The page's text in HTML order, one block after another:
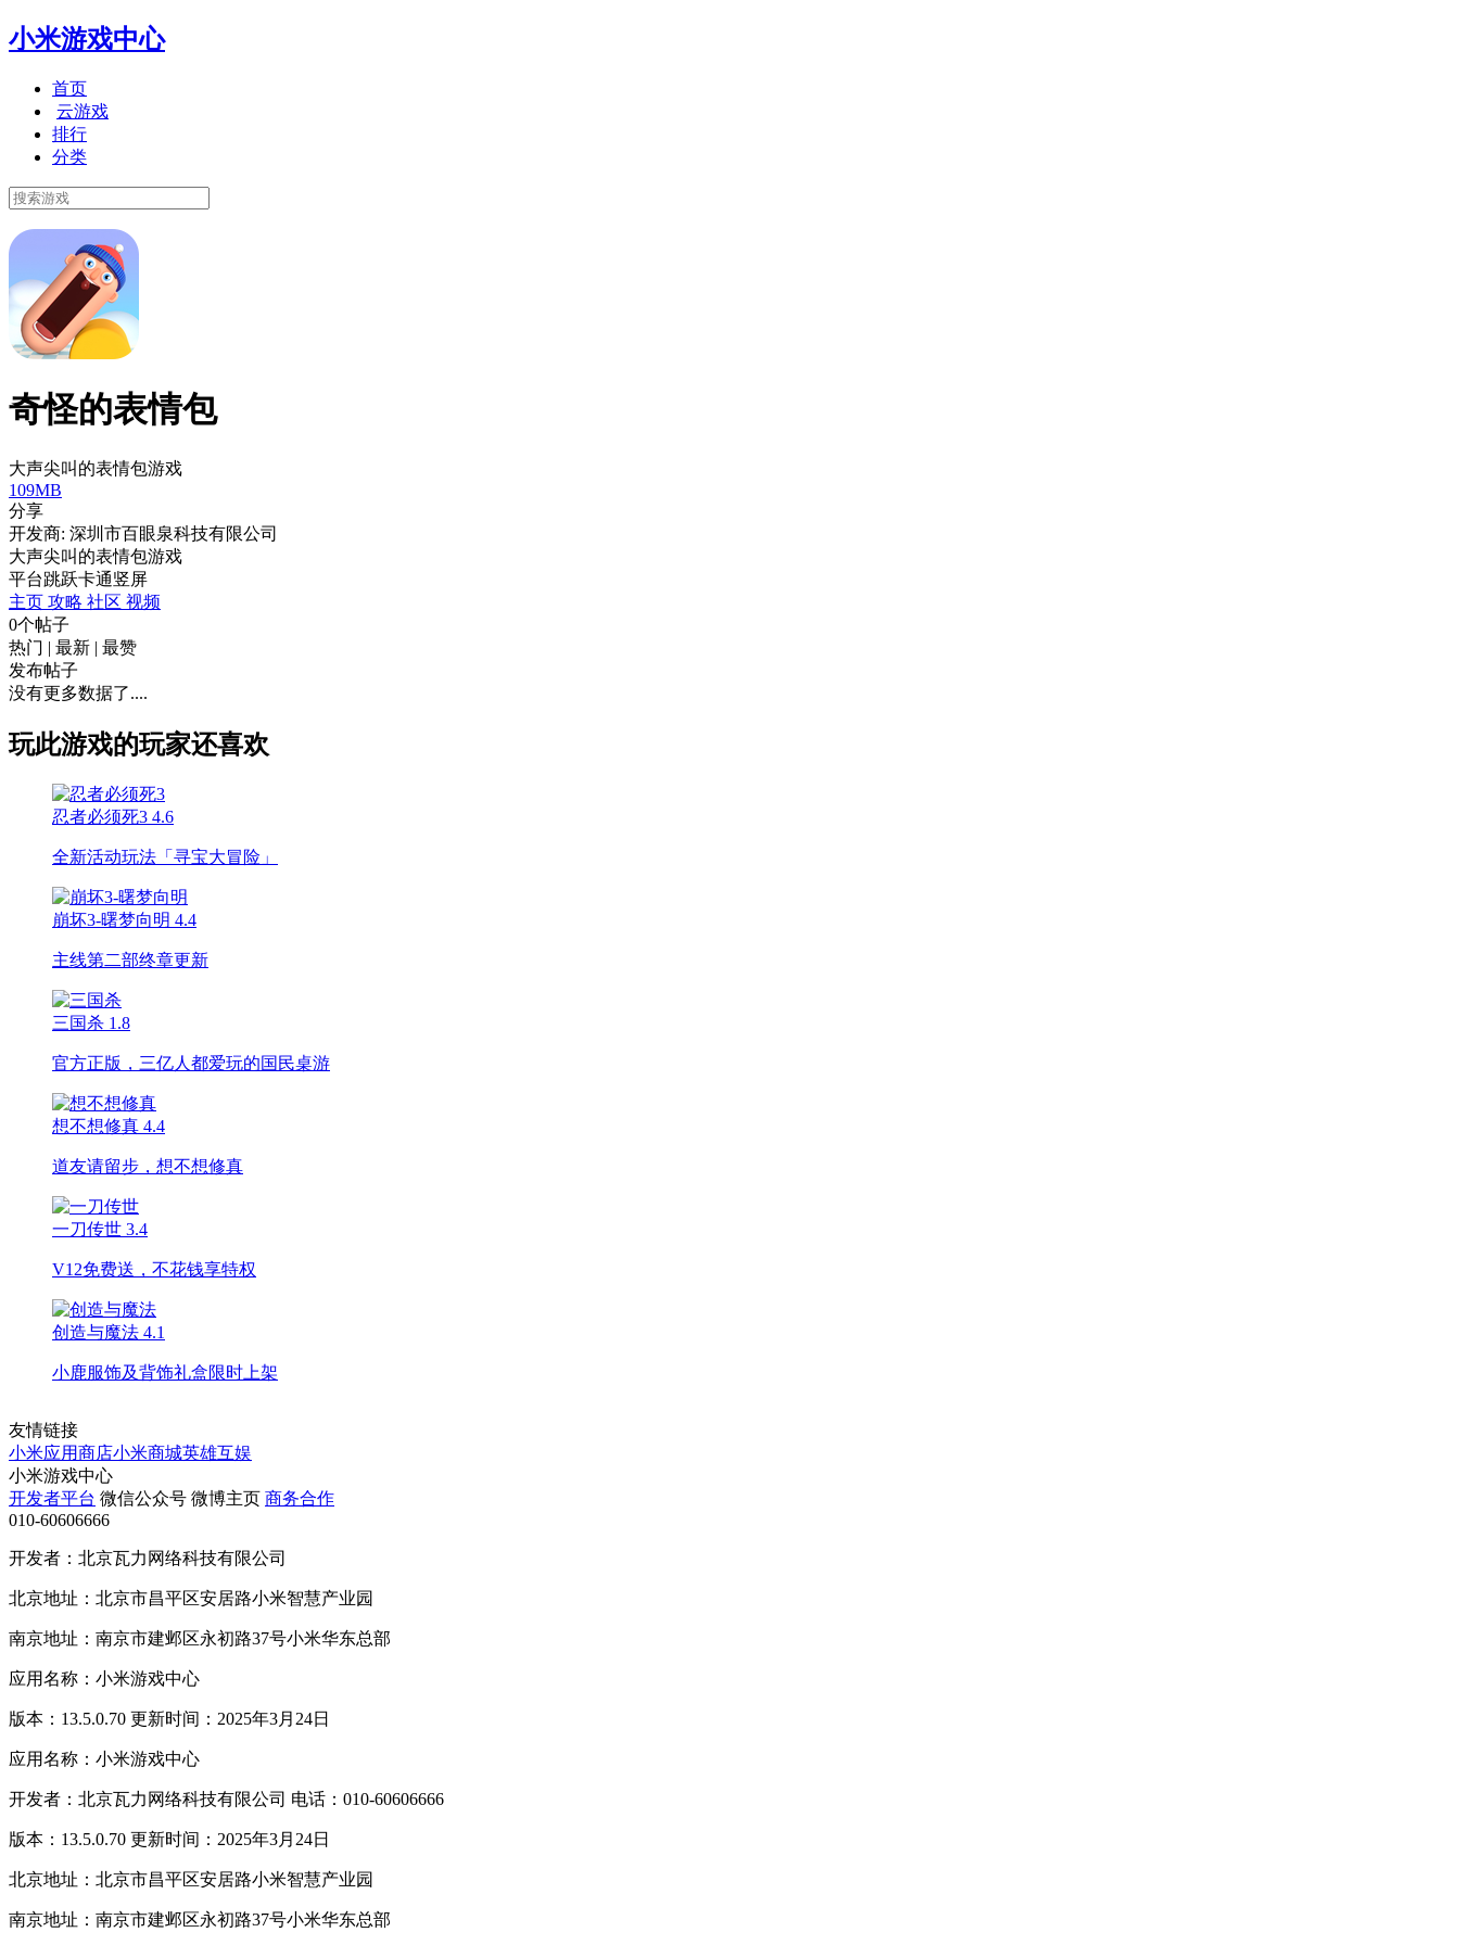
小米游戏中心
首页
云游戏
排行
分类
奇怪的表情包
大声尖叫的表情包游戏
109MB
分享
开发商: 深圳市百眼泉科技有限公司
大声尖叫的表情包游戏
平台跳跃卡通竖屏
主页 攻略 社区 视频
0个帖子
热门 | 最新 | 最赞
发布帖子
没有更多数据了....
玩此游戏的玩家还喜欢
忍者必须死3 4.6
全新活动玩法「寻宝大冒险」
崩坏3-曙梦向明 4.4
主线第二部终章更新
三国杀 1.8
官方正版，三亿人都爱玩的国民桌游
想不想修真 4.4
道友请留步，想不想修真
一刀传世 3.4
V12免费送，不花钱享特权
创造与魔法 4.1
小鹿服饰及背饰礼盒限时上架
友情链接
小米应用商店小米商城英雄互娱
小米游戏中心
开发者平台 微信公众号 微博主页 商务合作
010-60606666
开发者：北京瓦力网络科技有限公司
北京地址：北京市昌平区安居路小米智慧产业园
南京地址：南京市建邺区永初路37号小米华东总部
应用名称：小米游戏中心
版本：13.5.0.70 更新时间：2025年3月24日
应用名称：小米游戏中心
开发者：北京瓦力网络科技有限公司 电话：010-60606666
版本：13.5.0.70 更新时间：2025年3月24日
北京地址：北京市昌平区安居路小米智慧产业园
南京地址：南京市建邺区永初路37号小米华东总部